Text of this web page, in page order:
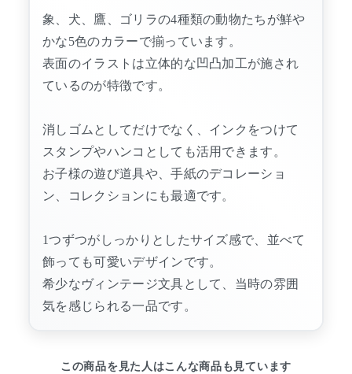
象、犬、鷹、ゴリラの4種類の動物たちが鮮や
かな5色のカラーで揃っています。
表面のイラストは立体的な凹凸加工が施され
ているのが特徴です。
消しゴムとしてだけでなく、インクをつけて
スタンプやハンコとしても活用できます。
お子様の遊び道具や、手紙のデコレーショ
ン、コレクションにも最適です。
1つずつがしっかりとしたサイズ感で、並べて
飾っても可愛いデザインです。
希少なヴィンテージ文具として、当時の雰囲
気を感じられる一品です。
この商品を見た人はこんな商品も見ています